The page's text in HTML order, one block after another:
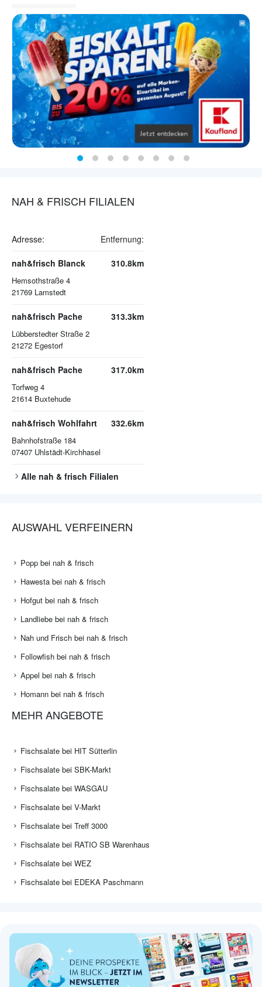
NAH & FRISCH FILIALEN
Adresse: Entfernung:
nah&frisch Blanck
Hemsothstraße 4
21769 Lamstedt
310.8km
nah&frisch Pache
Lübberstedter Straße 2
21272 Egestorf
313.3km
nah&frisch Pache
Torfweg 4
21614 Buxtehude
317.0km
nah&frisch Wohlfahrt
Bahnhofstraße 184
07407 Uhlstädt-Kirchhasel
332.6km
Alle nah & frisch Filialen
AUSWAHL VERFEINERN
Popp bei nah & frisch
Hawesta bei nah & frisch
Hofgut bei nah & frisch
Landliebe bei nah & frisch
Nah und Frisch bei nah & frisch
Followfish bei nah & frisch
Appel bei nah & frisch
Homann bei nah & frisch
MEHR ANGEBOTE
Fischsalate bei HIT Sütterlin
Fischsalate bei SBK-Markt
Fischsalate bei WASGAU
Fischsalate bei V-Markt
Fischsalate bei Treff 3000
Fischsalate bei RATIO SB Warenhaus
Fischsalate bei WEZ
Fischsalate bei EDEKA Paschmann